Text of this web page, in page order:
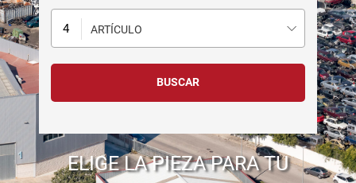
ARTÍCULO
ELIGE LA PIEZA PARA TU